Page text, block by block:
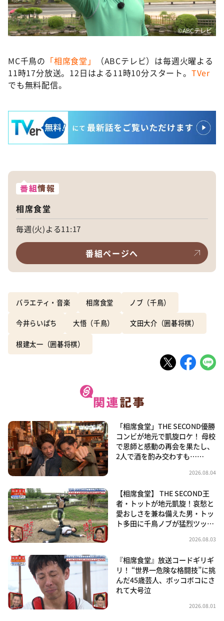
©ABCテレビ
MC千鳥の 「相席食堂」
（ABCテレビ）は毎週火曜よる
11時17分放送。12日はよる11時10分スタート。 TVer
でも無料配信。
番組情報
相席食堂
毎週(火)よる11:17
番組ページへ
バラエティ・音楽 相席食堂 ノブ（千鳥）
今井らいぱち 大悟（千鳥） 文田大介（囲碁将棋）
根建太一（囲碁将棋）
「相席食堂」THE SECOND優勝
コンビが地元で凱旋ロケ！ 母校
で恩師と感動の再会を果たし、
2人で酒を酌み交わすも……
2026.08.04
【相席食堂】 THE SECOND王
者・トットが地元凱旋！哀愁と
愛おしさを兼ね備えた男・トッ
ト多田に千鳥ノブが猛烈ツッ…
2026.08.03
『相席食堂』放送コードギリギ
リ！ “世界一危険な格闘技”に挑
んだ45歳芸人、ボッコボコにさ
れて大号泣
2026.08.01